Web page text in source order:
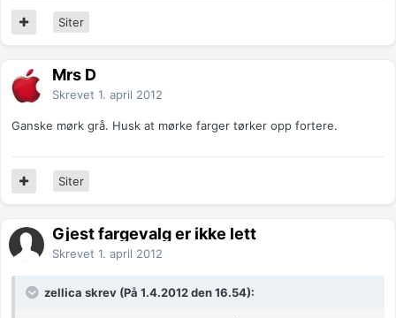
Siter
Mrs D
Skrevet 1. april 2012
Ganske mørk grå. Husk at mørke farger tørker opp fortere.
Siter
Gjest fargevalg er ikke lett
Skrevet 1. april 2012
zellica skrev (På 1.4.2012 den 16.54):